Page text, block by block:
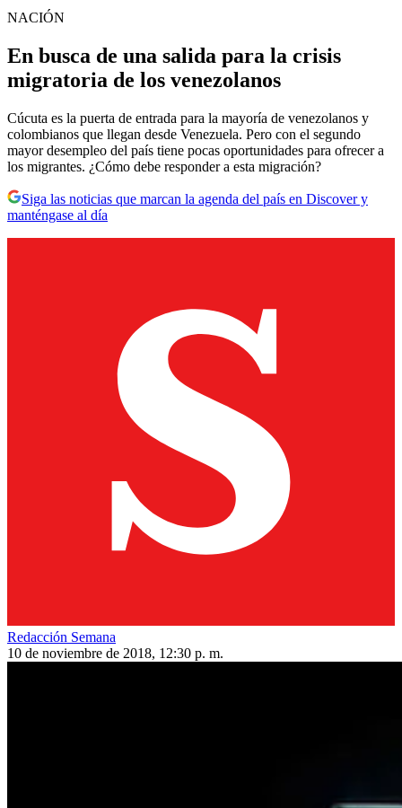
NACIÓN
En busca de una salida para la crisis
migratoria de los venezolanos
Cúcuta es la puerta de entrada para la mayoría de venezolanos y
colombianos que llegan desde Venezuela. Pero con el segundo
mayor desempleo del país tiene pocas oportunidades para ofrecer a
los migrantes. ¿Cómo debe responder a esta migración?
Siga las noticias que marcan la agenda del país en Discover y
manténgase al día
Redacción Semana
10 de noviembre de 2018, 12:30 p. m.